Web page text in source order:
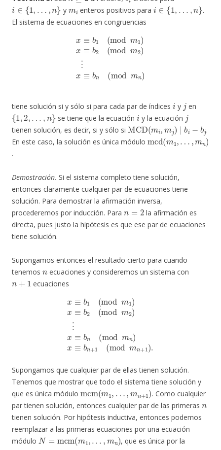
i∈{1,…,n }
y
mi
enteros positivos para
i∈{1,…
.
El sistema de ecuaciones en congruencias
)x ≡b2 modm 2)⋮x
tiene solución si y sólo si para cada par de índices
i
y en
{1,2 …,n}
se tiene que la ecuación
i
y la ecuación
j
tienen solución, es decir, si y sólo si
MCD(mi,mj)∣bi−
.
En este caso, la solución es única módulo
mcd (m1 ,
…,m n)
.
Demostración. Si el sistema completo tiene solución,
entonces claramente cualquier par de ecuaciones tiene
solución. Para demostrar la afirmación inversa,
procederemos por inducción. Para
n=2
la afirmación es
directa, pues justo la hipótesis es que ese par de ecuaciones
tiene solución.
Supongamos entonces el resultado cierto para cuando
tenemos
n
ecuaciones y consideremos un sistema con
n+1
ecuaciones
)x ≡b 2 modm 2)⋮x
+1 modm n+ 1
Supongamos que cualquier par de ellas tienen solución.
Tenemos que mostrar que todo el sistema tiene solución y
que es única módulo
mcm (m1 … ,mn+1)
. Como cualquier
par tienen solución, entonces cualquier par de las primeras
n
tienen solución. Por hipótesis inductiva, entonces podemos
reemplazar a las primeras ecuaciones por una ecuación
módulo
N= mcm(m1,…, mn)
, que es única por la